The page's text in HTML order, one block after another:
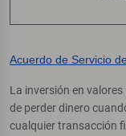
Acuerdo de Servicio
La inversión en
de perder dinero
cualquier transacción